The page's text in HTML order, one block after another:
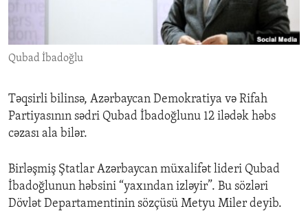
Qubad İbadoğlu
Təqsirli bilinsə, Azərbaycan Demokratiya və Rifah
Partiyasının sədri Qubad İbadoğlunu 12 ilədək həbs
cəzası ala bilər.
Birləşmiş Ştatlar Azərbaycan müxalifət lideri Qubad
İbadoğlunun həbsini “yaxından izləyir”. Bu sözləri
Dövlət Departamentinin sözçüsü Metyu Miler deyib.